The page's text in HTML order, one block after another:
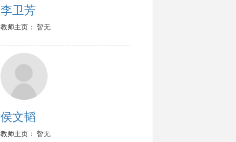
李卫芳
教师主页： 暂无
侯文韬
教师主页： 暂无